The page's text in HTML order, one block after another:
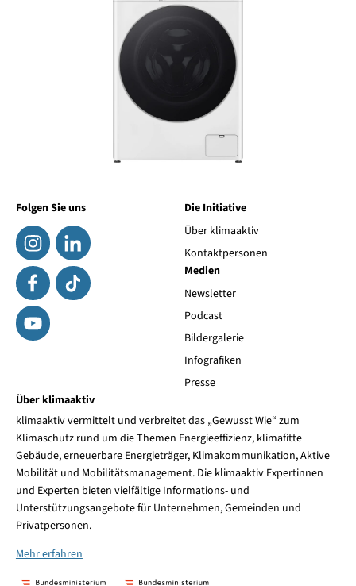
Folgen Sie uns
Die Initiative
Über klimaaktiv
Kontaktpersonen
Medien
Newsletter
Podcast
Bildergalerie
Infografiken
Presse
Über klimaaktiv
klimaaktiv vermittelt und verbreitet das „Gewusst Wie“ zum
Klimaschutz rund um die Themen Energieeffizienz, klimafitte
Gebäude, erneuerbare Energieträger, Klimakommunikation, Aktive
Mobilität und Mobilitätsmanagement. Die klimaaktiv Expertinnen
und Experten bieten vielfältige Informations- und
Unterstützungsangebote für Unternehmen, Gemeinden und
Privatpersonen.
Mehr erfahren